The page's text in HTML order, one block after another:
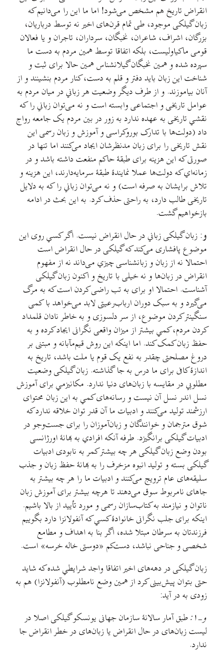
انقراض تاریخ هم مشخص می‌شود! اما ما این را می‌دانیم که
زبان گیلکی موجود، طی تمام قرن‌های اخیر نه توسط درباریان،
بزرگان، اشراف، شاعران، نخبگان، سرداران، تاجران و یا فعالان
قومی ماکیاولیست، بلکه اتفاقا توسط همین مردم به دست ما
سپرده شده و همین نخبگان گیلانشناس همین حالا برای ثبت و
شناخت این زبان باید دفتر و قلم به دست، کنار مردم بنشینند و از
آنان بیاموزند. و از طرف دیگر وضعیت هر زباني در میان مردم به
عوامل تاریخی و اجتماعی وابسته است و نه می‌توان زباني را که
نقشي تاریخی به عهده ندارد به زور در بین مردم یک جامعه رواج
داد (دولت‌ها با تدارک بوروکراسی و آموزش و زبان رسمی این
نقش تاریخی را برای زبان مدنظرشان ایجاد می‌کنند اما تنها در
صورتی که این هزینه برای طبقهٔ حاکم منفعت داشته باشد و در
زمانه‌اي که دولت‌ها عملا نمایندهٔ طبقهٔ سرمایه‌دارند، این هزینه و
تلاش برایشان به صرفه است) و نه می‌توان زباني را که به دلایل
تاریخی طالب دارد، به راحتی حذف کرد. به این بحث در ادامه
بازخواهیم‌ گشت.
و: زبان گیلکی زباني در حال انقراض نیست. اگر کسي روی این
موضوع پافشاری می‌کند که گیلکی در حال انقراض است
احتمالا نه از زبان و زبانشناسی چیزي می‌داند نه از مفهوم
انقراض در زبان‌ها و نه خیلی با تاریخ و اکنون زبان گیلکی
آشناست. احتمالا او برای به تب راضی کردن است که به مرگ
می‌گیرد و به سبک دوران ارباب‌رعیتی لابد می‌خواهد با کمی
سنگینتر کردن موضوع، از سر دلسوزی و به خاطر نادان قلمداد
کردن مردم، کمي بیشتر از میزان واقعی نگرانی ایجاد کرده و به
حفظ زبان کمک کند. اما اینکه این روش قیم‌مآبانه و مبتنی بر
دروغ مصلحتی چقدر به نفع یک قوم یا ملت باشد، تاریخ به
اندازهٔ کافی برای ما درس به جا گذاشته. زبان گیلکی وضعیت
مطلوبي در مقایسه با زبان‌های دنیا ندارد. مکانیزمي برای آموزش
نسل اندر نسل آن نیست و رسانه‌های کمي به این زبان محتوای
ارزشمند تولید می‌کنند و ادبیات ما آن قدر توان خلاقه ندارد که
شوق مترجمان و خوانندگان و زبان‌آموزان را برای جست‌‌وجو در
ادبیات گیلکی برانگیزد. طرفه آنکه افرادي به بهانهٔ اورژانسی
بودن وضع زبان گیلکی هر چه بیشتر کمر به نابودی ادبیات
گیلکی بسته و تولید انبوه مزخرف را به بهانهٔ حفظ زبان و جذب
سلیقه‌های عام ترویج می‌کنند و ادبیات ما را هر چه بیشتر به
جاهای نامربوط سوق می‌دهند تا هرچه بیشتر برای آموزش زبان
ناتوان و نیازمند به کتاب‌سازان رسمی و مورد تأیید از بالا باشیم.
اینکه برای جلب نگرانی خانوادهٔ کسي که آنفولانزا دارد بگوییم
فرزندتان به سرطان مبتلا شده، اگر بنا به اهداف و مطامع
شخصی و جناحی نباشد، دست‌کم «دوستی خاله خرسه» است.
زبان گیلکی در دهه‌های اخیر اتفاقا واجد شرایطي شده که شاید
حتی بتوان پیش‌بینی کرد از همین وضع نامطلوب (آنفولانزا) هم به
زودی به در آید:
و-۱:
طبق آمار سالانهٔ سازمان جهانی یونسکو گیلکی اصلا در
لیست زبان‌های در حال انقراض یا زبان‌های در خطر انقراض جا
ندارد.